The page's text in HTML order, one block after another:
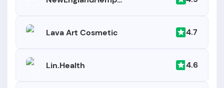
Lava Art Cosmetic 4.7
Lin.Health 4.6